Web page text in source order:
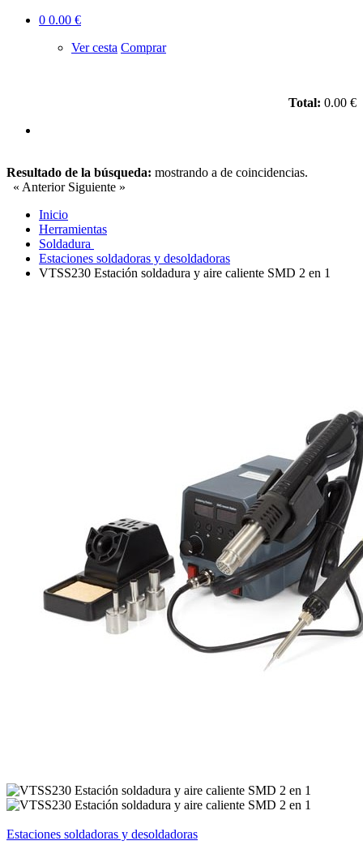
0 0.00 €
Ver cesta Comprar
Total: 0.00 €
Resultado de la búsqueda: mostrando a de coincidencias.
« Anterior Siguiente »
Inicio
Herramientas
Soldadura
Estaciones soldadoras y desoldadoras
VTSS230 Estación soldadura y aire caliente SMD 2 en 1
Estaciones soldadoras y desoldadoras